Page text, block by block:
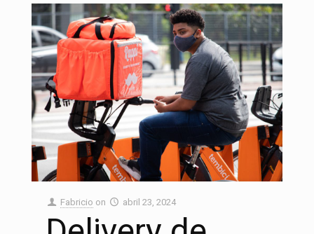
Fabricio on abril 23, 2024